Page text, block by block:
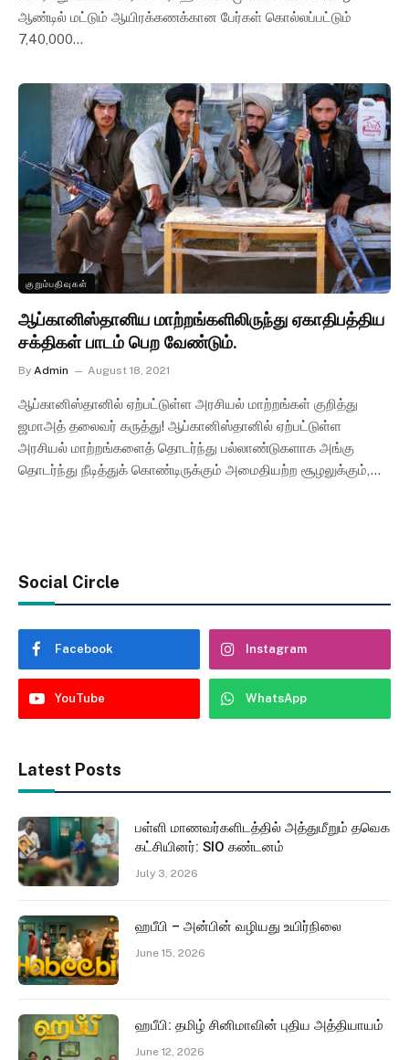
ஆண்டில் மட்டும் ஆயிரக்கணக்கான பேர்கள் கொல்லப்பட்டும்
7,40,000…
குறும்பதிவுகள்
ஆப்கானிஸ்தானிய மாற்றங்களிலிருந்து ஏகாதிபத்திய
சக்திகள் பாடம் பெற வேண்டும்.
By Admin August 18, 2021
ஆப்கானிஸ்தானில் ஏற்பட்டுள்ள அரசியல் மாற்றங்கள் குறித்து
ஜமாஅத் தலைவர் கருத்து! ஆப்கானிஸ்தானில் ஏற்பட்டுள்ள
அரசியல் மாற்றங்களைத் தொடர்ந்து பல்லாண்டுகளாக அங்கு
தொடர்ந்து நீடித்துக் கொண்டிருக்கும் அமைதியற்ற சூழலுக்கும்,…
Social Circle
Facebook Instagram
YouTube WhatsApp
Latest Posts
பள்ளி மாணவர்களிடத்தில் அத்துமீறும் தவெக
கட்சியினர்: SIO கண்டனம்
July 3, 2026
ஹபீபி – அன்பின் வழியது உயிர்நிலை
June 15, 2026
ஹபீபி: தமிழ் சினிமாவின் புதிய அத்தியாயம்
June 12, 2026